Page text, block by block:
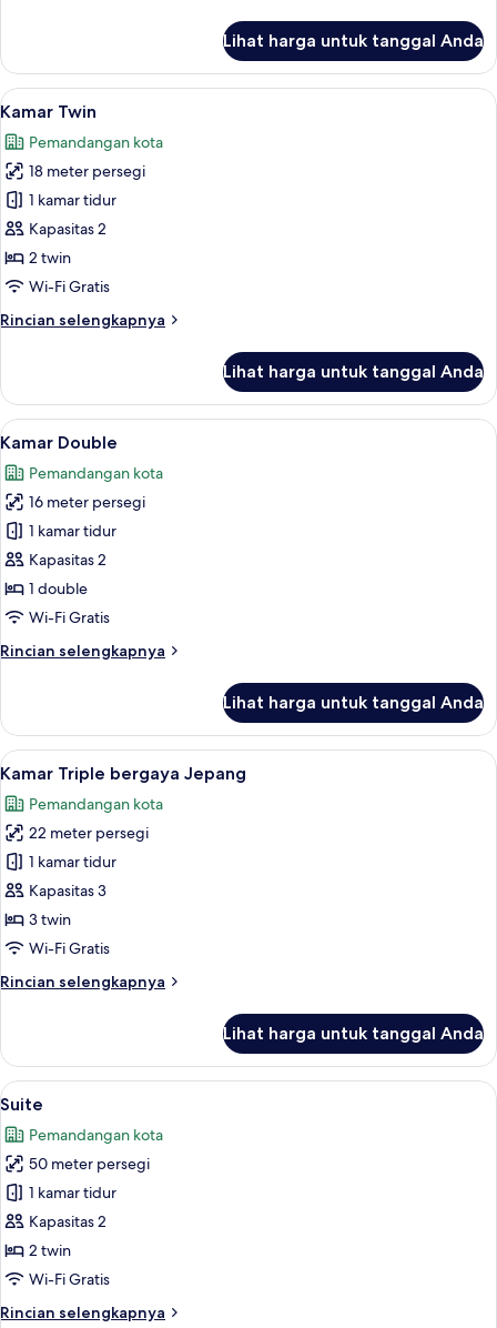
MODERN
Triple
Room
Lihat harga untuk tanggal Anda
Lihat
semua
foto
untuk
Kamar
Twin
Kamar Twin | Brankas, meja kerja,
12
Kamar Twin
Pemandangan kota
18 meter persegi
1 kamar tidur
Kapasitas 2
2 twin
Wi-Fi Gratis
Rincian selengkapnya
Rincian
Kamar
Twin
Lihat harga untuk tanggal Anda
Lihat
semua
foto
untuk
Kamar
Double
Kamar Double | Brankas, meja kerja,
11
Kamar Double
Pemandangan kota
16 meter persegi
1 kamar tidur
Kapasitas 2
1 double
Wi-Fi Gratis
Rincian selengkapnya
Rincian
Kamar
Double
Lihat harga untuk tanggal Anda
Lihat
semua
foto
untuk
Kamar
Triple
bergaya
Jepang
Kamar Triple bergaya Jepang |
9
Kamar Triple bergaya Jepang
Pemandangan kota
22 meter persegi
1 kamar tidur
Kapasitas 3
3 twin
Wi-Fi Gratis
Rincian selengkapnya
Rincian
Kamar
Triple
bergaya
Lihat harga untuk tanggal Anda
Lihat
semua
foto
untuk
Suite
Suite | Brankas, meja kerja, tirai
18
Suite
Pemandangan kota
50 meter persegi
1 kamar tidur
Kapasitas 2
2 twin
Wi-Fi Gratis
Rincian selengkapnya
Rincian